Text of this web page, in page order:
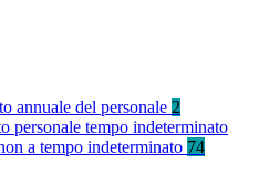
annuale del personale 2
personale tempo indeterminato
a tempo indeterminato 74